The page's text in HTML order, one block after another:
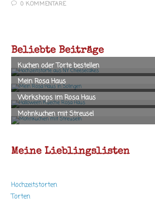
0 KOMMENTARE
Beliebte Beiträge
Meine Lieblingslisten
Hochzeitstorten
Torten